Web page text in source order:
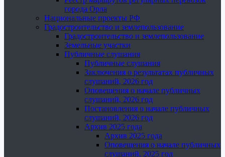
города Орла
Национальные проекты РФ
Градостроительство и землепользование
Градостроительство и землепользование
Земельные участки
Публичные слушания
Публичные слушания
Заключения о результатах публичных
слушаний, 2026 год
Оповещения о начале публичных
слушаний, 2026 год
Постановления о начале публичных
слушаний, 2026 год
Архив 2025 года
Архив 2025 года
Оповещения о начале публичных
слушаний, 2025 год